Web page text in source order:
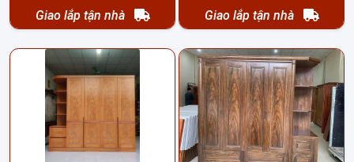
Giao lắp tận nhà Giao lắp tận nhà